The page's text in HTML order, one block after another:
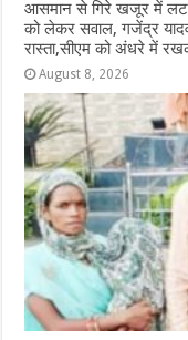
आसमान से गिरे खजूर में
को लेकर सवाल, गजेंद्र
रास्ता,सीएम को अंधरे में
August 8, 2026